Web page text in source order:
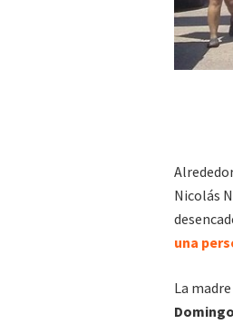
Nicolás
una
La